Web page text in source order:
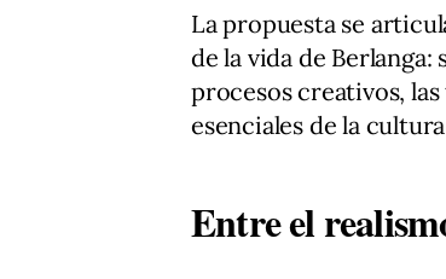
La propuesta se
de la vida de
procesos creativos,
esenciales de la
Entre el